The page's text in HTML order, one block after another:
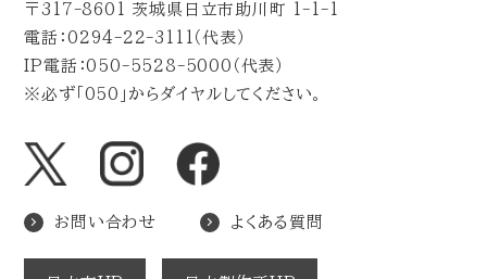
〒317-8601 茨城県日立市助川町 1-1-1
電話：0294-22-3111（代表）
IP電話：050-5528-5000（代表）
※必ず「050」からダイヤルしてください。
お問い合わせ よくある質問